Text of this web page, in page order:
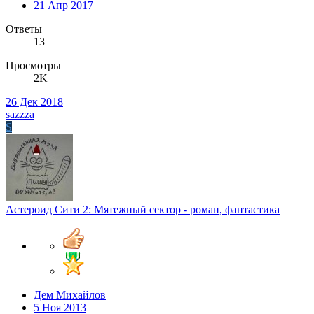
21 Апр 2017
Ответы
13
Просмотры
2K
26 Дек 2018
sazzza
S
Астероид Сити 2: Мятежный сектор - роман, фантастика
Дем Михайлов
5 Ноя 2013